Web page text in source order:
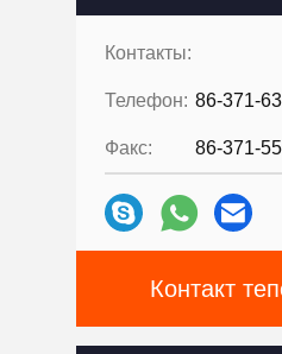
Контакты:
Телефон: 86-371-
Факс: 86-371-
Контакт